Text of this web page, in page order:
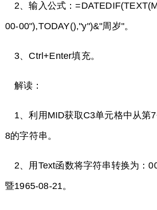
2、输入公式：
00-00"),TODAY(),"y")&"周岁"。
3、Ctrl+Enter填充。
解读：
1、利用MID获取C3单元格中从第
8的字符串。
2、用Text函数将字符串转换为：
暨1965-08-21。